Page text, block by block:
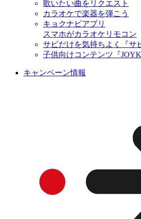
歌いたい曲をリクエスト
カラオケで楽器を弾こう
キョクナビアプリ
スマホがカラオケリモコン
サビだけを気持ちよく『サ
子供向けコンテンツ『
キャンペーン情報